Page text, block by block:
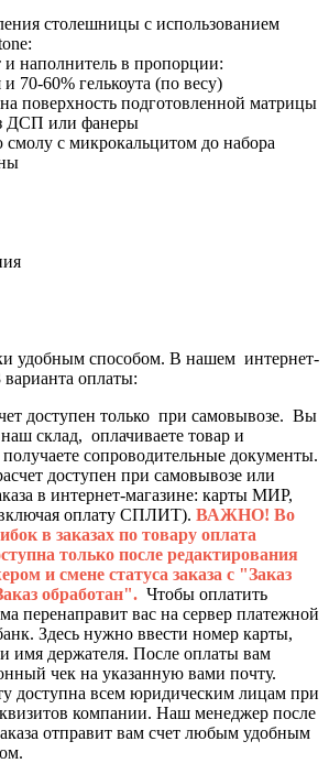
столешницы с использованием
и наполнитель в пропорции:
70-60% гелькоута (по весу)
на поверхность подготовленной матрицы
ДСП или фанеры
смолу с микрокальцитом до набора
удобным способом. В нашем интернет-
оплаты:
доступен только при самовывозе. Вы
склад, оплачиваете товар и
получаете сопроводительные документы.
доступен при самовывозе или
в интернет-магазине: карты МИР,
оплату СПЛИТ). ВАЖНО! Во
в заказах по товару оплата
только после редактирования
и смене статуса заказа с "Заказ
обработан". Чтобы оплатить
перенаправит вас на сервер платежной
Здесь нужно ввести номер карты,
имя держателя. После оплаты вам
чек на указанную вами почту.
доступна всем юридическим лицам при
компании. Наш менеджер после
отправит вам счет любым удобным